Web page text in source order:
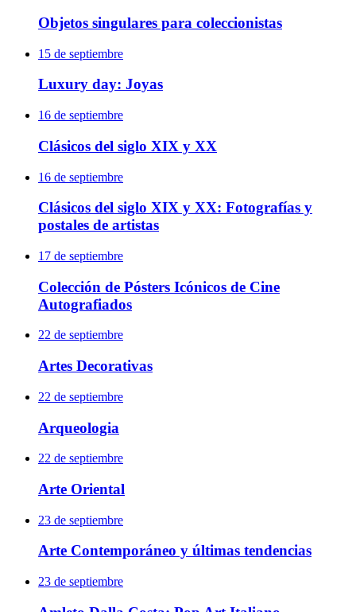
Objetos singulares para coleccionistas
15 de septiembre
Luxury day: Joyas
16 de septiembre
Clásicos del siglo XIX y XX
16 de septiembre
Clásicos del siglo XIX y XX: Fotografías y
postales de artistas
17 de septiembre
Colección de Pósters Icónicos de Cine
Autografiados
22 de septiembre
Artes Decorativas
22 de septiembre
Arqueologia
22 de septiembre
Arte Oriental
23 de septiembre
Arte Contemporáneo y últimas tendencias
23 de septiembre